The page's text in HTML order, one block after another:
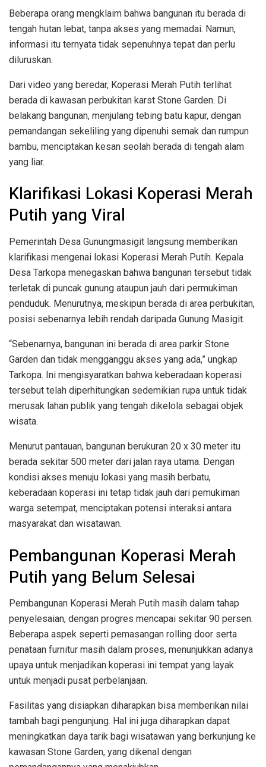
Beberapa orang mengklaim bahwa bangunan itu berada di
tengah hutan lebat, tanpa akses yang memadai. Namun,
informasi itu ternyata tidak sepenuhnya tepat dan perlu
diluruskan.
Dari video yang beredar, Koperasi Merah Putih terlihat
berada di kawasan perbukitan karst Stone Garden. Di
belakang bangunan, menjulang tebing batu kapur, dengan
pemandangan sekeliling yang dipenuhi semak dan rumpun
bambu, menciptakan kesan seolah berada di tengah alam
yang liar.
Klarifikasi Lokasi Koperasi Merah
Putih yang Viral
Pemerintah Desa Gunungmasigit langsung memberikan
klarifikasi mengenai lokasi Koperasi Merah Putih. Kepala
Desa Tarkopa menegaskan bahwa bangunan tersebut tidak
terletak di puncak gunung ataupun jauh dari permukiman
penduduk. Menurutnya, meskipun berada di area perbukitan,
posisi sebenarnya lebih rendah daripada Gunung Masigit.
“Sebenarnya, bangunan ini berada di area parkir Stone
Garden dan tidak mengganggu akses yang ada,” ungkap
Tarkopa. Ini mengisyaratkan bahwa keberadaan koperasi
tersebut telah diperhitungkan sedemikian rupa untuk tidak
merusak lahan publik yang tengah dikelola sebagai objek
wisata.
Menurut pantauan, bangunan berukuran 20 x 30 meter itu
berada sekitar 500 meter dari jalan raya utama. Dengan
kondisi akses menuju lokasi yang masih berbatu,
keberadaan koperasi ini tetap tidak jauh dari pemukiman
warga setempat, menciptakan potensi interaksi antara
masyarakat dan wisatawan.
Pembangunan Koperasi Merah
Putih yang Belum Selesai
Pembangunan Koperasi Merah Putih masih dalam tahap
penyelesaian, dengan progres mencapai sekitar 90 persen.
Beberapa aspek seperti pemasangan rolling door serta
penataan furnitur masih dalam proses, menunjukkan adanya
upaya untuk menjadikan koperasi ini tempat yang layak
untuk menjadi pusat perbelanjaan.
Fasilitas yang disiapkan diharapkan bisa memberikan nilai
tambah bagi pengunjung. Hal ini juga diharapkan dapat
meningkatkan daya tarik bagi wisatawan yang berkunjung ke
kawasan Stone Garden, yang dikenal dengan